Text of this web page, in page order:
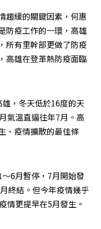
趨緩的關鍵因素，何惠
防疫工作的一環，高雄
所有里幹部更做了防疫
高雄在登革熱防疫面臨
，冬天低於16度的天
氣溫直逼往年7月。高
、疫情擴散的最佳條
6月暫停，7月開始發
終結。但今年疫情幾乎
情更提早在5月發生。